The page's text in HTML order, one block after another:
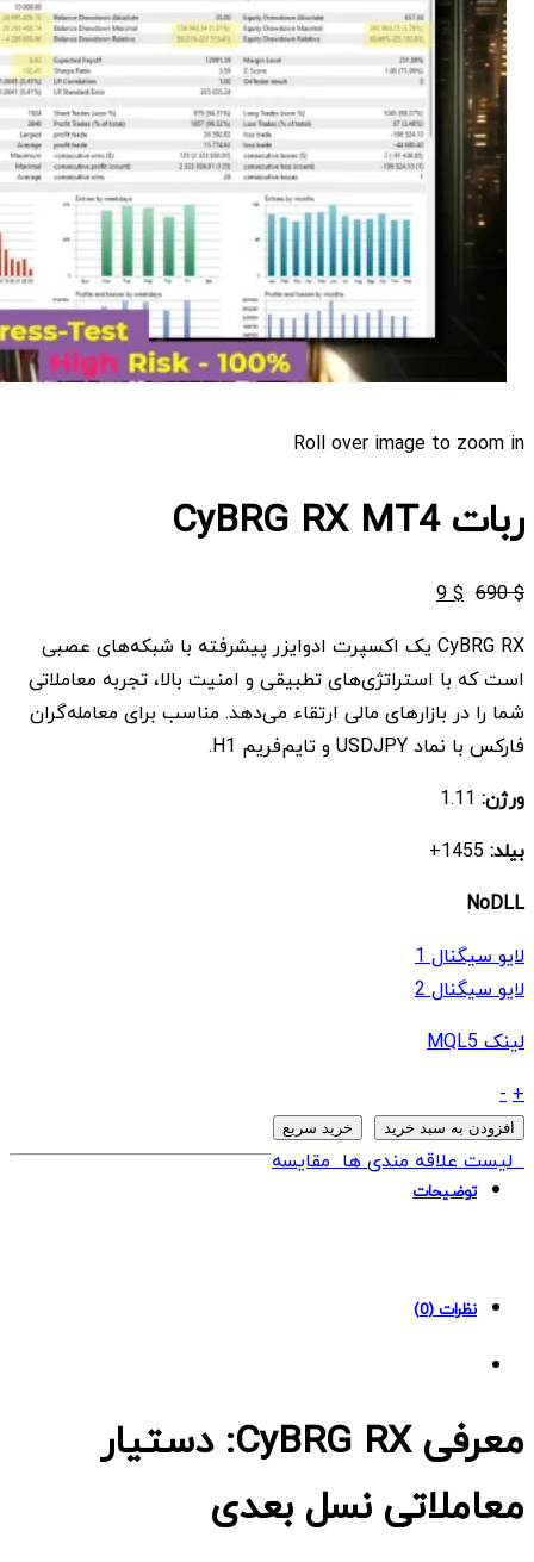
Roll over image to zoom in
ربات CyBRG RX MT4
$
690
قیمت
$ 690
بود.
$
9 قیمت
$ 9
است.
CyBRG RX یک اکسپرت ادوایزر پیشرفته با شبکه‌های عصبی
است که با استراتژی‌های تطبیقی و امنیت بالا، تجربه معاملاتی
شما را در بازارهای مالی ارتقاء می‌دهد. مناسب برای معامله‌گران
فارکس با نماد USDJPY و تایم‌فریم H1.
ورژن:
بیلد:
NoDLL
لایو سیگنال 1
لایو سیگنال 2
لینک MQL5
ربات
CyBRG
RX
MT4
+
-
افزودن به سبد خرید خرید سریع
لیست علاقه مندی هامقایسه
توضیحات
نظرات (0)
معرفی CyBRG RX: دستیار
معاملاتی نسل بعدی